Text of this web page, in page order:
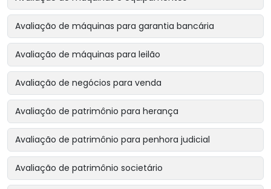
Avaliação de máquinas para garantia bancária
Avaliação de máquinas para leilão
Avaliação de negócios para venda
Avaliação de patrimônio para herança
Avaliação de patrimônio para penhora judicial
Avaliação de patrimônio societário